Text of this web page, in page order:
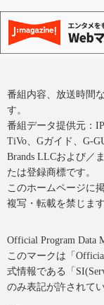
番組内容、放送時間
す。
番組データ提供元：
TiVo、Gガイド、G-
Brands LLCおよび／
たは登録商標です。
このホームページに
複写・転載を禁じます
Official Program Data
このマークは「
式情報である「
のみ表記が許されて